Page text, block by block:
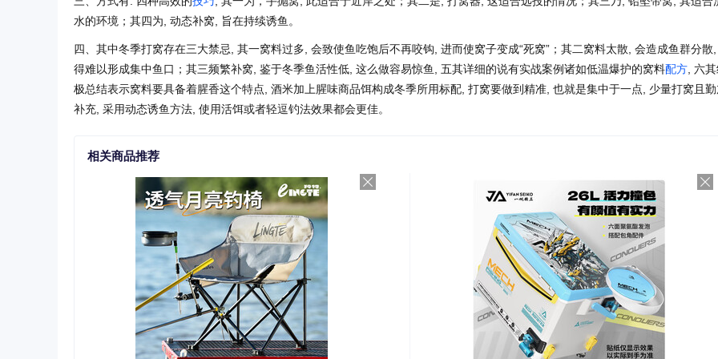
水的环境；其四为, 动态补窝, 旨在持续诱鱼。
四、其中冬季打窝存在三大禁忌, 其一窝料过多, 会致使鱼吃饱后不再咬钩, 进而使窝子变成“死窝”；其二窝料太散, 会造成鱼群分散
得难以形成集中鱼口；其三频繁补窝, 鉴于冬季鱼活性低, 这么做容易惊鱼, 五其详细的说有实战案例诸如低温爆护的窝料配方 , 六
极总结表示窝料要具备着腥香这个特点, 酒米加上腥味商品饵构成冬季所用标配, 打窝要做到精准, 也就是集中于一点, 少量打窝且
补充, 采用动态诱鱼方法, 使用活饵或者轻逗钓法效果都会更佳。
相关商品推荐